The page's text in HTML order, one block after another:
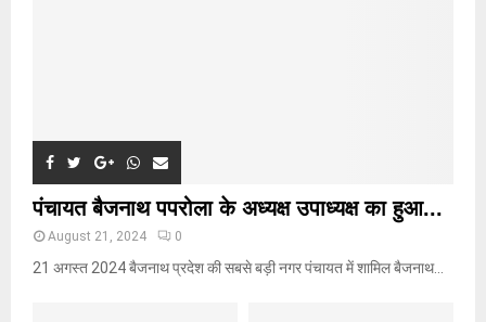
पंचायत बैजनाथ पपरोला के अध्यक्ष उपाध्यक्ष का हुआ...
August 21, 2024 0
21 अगस्त 2024 बैजनाथ प्रदेश की सबसे बड़ी नगर पंचायत में शामिल बैजनाथ...